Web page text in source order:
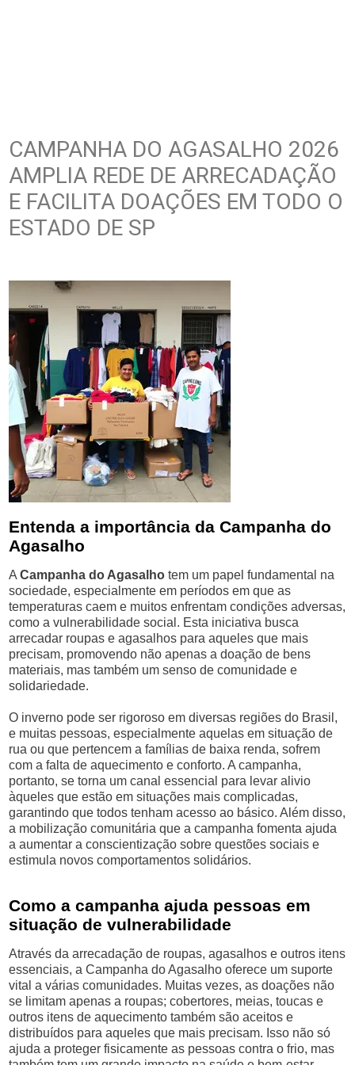
CAMPANHA DO AGASALHO 2026
AMPLIA REDE DE ARRECADAÇÃO
E FACILITA DOAÇÕES EM TODO O
ESTADO DE SP
Entenda a importância da Campanha do
Agasalho
ACampanha do Agasalho tem um papel fundamental na
sociedade, especialmente em períodos em que as
temperaturas caem e muitos enfrentam condições adversas,
como a vulnerabilidade social. Esta iniciativa busca
arrecadar roupas e agasalhos para aqueles que mais
precisam, promovendo não apenas a doação de bens
materiais, mas também um senso de comunidade e
solidariedade.
O inverno pode ser rigoroso em diversas regiões do Brasil,
e muitas pessoas, especialmente aquelas em situação de
rua ou que pertencem a famílias de baixa renda, sofrem
com a falta de aquecimento e conforto. A campanha,
portanto, se torna um canal essencial para levar alivio
àqueles que estão em situações mais complicadas,
garantindo que todos tenham acesso ao básico. Além disso,
a mobilização comunitária que a campanha fomenta ajuda
a aumentar a conscientização sobre questões sociais e
estimula novos comportamentos solidários.
Como a campanha ajuda pessoas em
situação de vulnerabilidade
Através da arrecadação de roupas, agasalhos e outros itens
essenciais, a Campanha do Agasalho oferece um suporte
vital a várias comunidades. Muitas vezes, as doações não
se limitam apenas a roupas; cobertores, meias, toucas e
outros itens de aquecimento também são aceitos e
distribuídos para aqueles que mais precisam. Isso não só
ajuda a proteger fisicamente as pessoas contra o frio, mas